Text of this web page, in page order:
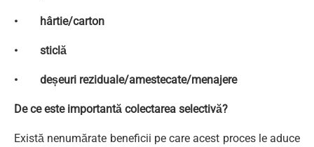
• hârtie/carton
• sticlă
• deșeuri reziduale/amestecate/menajere
De ce este importantă colectarea selectivă?
Există nenumărate beneficii pe care acest proces le aduce